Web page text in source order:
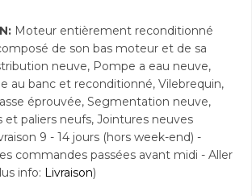
Moteur entièrement reconditionné
de son bas moteur et de sa
neuve, Pompe a eau neuve,
au banc et reconditionné, Vilebrequin,
éprouvée, Segmentation neuve,
et paliers neufs, Jointures neuves
9 - 14 jours (hors week-end) -
commandes passées avant midi - Aller
info: Livraison)